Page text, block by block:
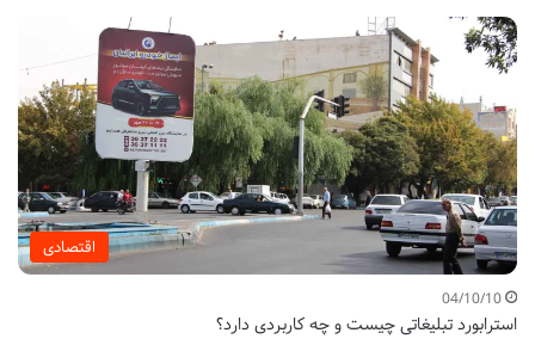
اقتصادی
04/10/10
استرابورد تبلیغاتی چیست و چه کاربردی دارد؟